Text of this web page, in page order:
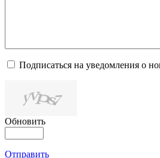
Подписаться на уведомления о
Обновить
Отправить